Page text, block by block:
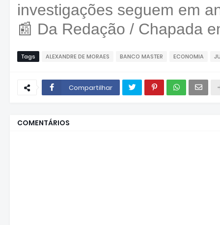
investigações seguem em
📰 Da Redação / Chapada
Tags ALEXANDRE DE MORAES BANCO MASTER ECONOMIA
Compartilhar
COMENTÁRIOS